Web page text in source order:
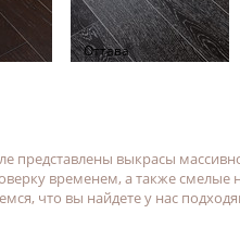
Оттава
представлены выкрасы
временем, а также смелые
что вы найдете у нас